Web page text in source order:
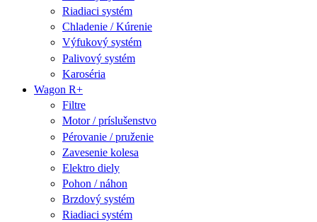
Riadiaci systém
Chladenie / Kúrenie
Výfukový systém
Palivový systém
Karoséria
Wagon R+
Filtre
Motor / príslušenstvo
Pérovanie / pruženie
Zavesenie kolesa
Elektro diely
Pohon / náhon
Brzdový systém
Riadiaci systém